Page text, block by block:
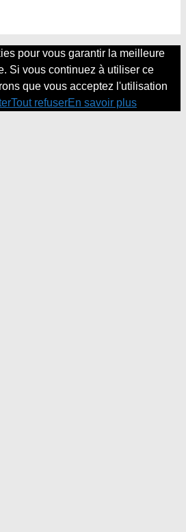
pour vous garantir la meilleure
Si vous continuez à utiliser ce
que vous acceptez l'utilisation
Tout refuserEn savoir plus